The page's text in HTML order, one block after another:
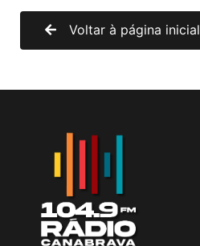
Voltar à página inicial